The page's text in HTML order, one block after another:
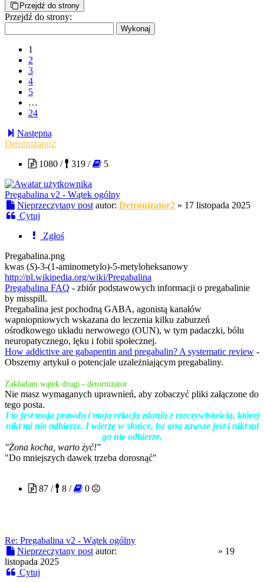
Przejdź do strony
Przejdź do strony:
1
2
3
4
5
…
24
Następna
Detronizator2
1080 /
319 / 5
Pregabalina v2 - Wątek ogólny
Nieprzeczytany post autor: Detronizator2» 17 listopada 2025
Cytuj
Zgłoś
Pregabalina.png
kwas (S)-3-(1-aminometylo)-5-metyloheksanowy
http://pl.wikipedia.org/wiki/Pregabalina
Pregabalina FAQ - zbiór podstawowych informacji o pregabalinie
by misspill.
Pregabalina jest pochodną GABA, agonistą kanałów
wapniopniowych wskazana do leczenia kilku zaburzeń
ośrodkowego układu nerwowego (OUN), w tym padaczki, bólu
neuropatycznego, lęku i fobii społecznej.
How addictive are gabapentin and pregabalin? A systematic review -
Obszerny artykuł o potencjale uzależniającym pregabaliny.
Zakładam wątek drugi - detornizator
Nie masz wymaganych uprawnień, aby zobaczyć pliki załączone do
tego posta.
I to jest moja prawda i moja relacja zdania z rzeczywistością, której
nikt mi nie odbierze. I wierzę w słońce, bo ono zawsze jest i nikt mi
go nie odbierze.
"Żona kocha, warto żyć!"
"Do mniejszych dawek trzeba dorosnąć"
87 /
8 / 0
Re: Pregabalina v2 - Wątek ogólny
Nieprzeczytany post autor: » 19
listopada 2025
Cytuj